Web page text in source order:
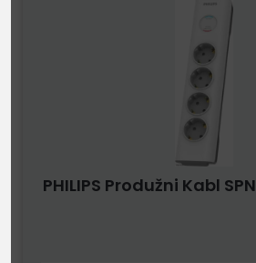
PHILIPS Produžni Kabl